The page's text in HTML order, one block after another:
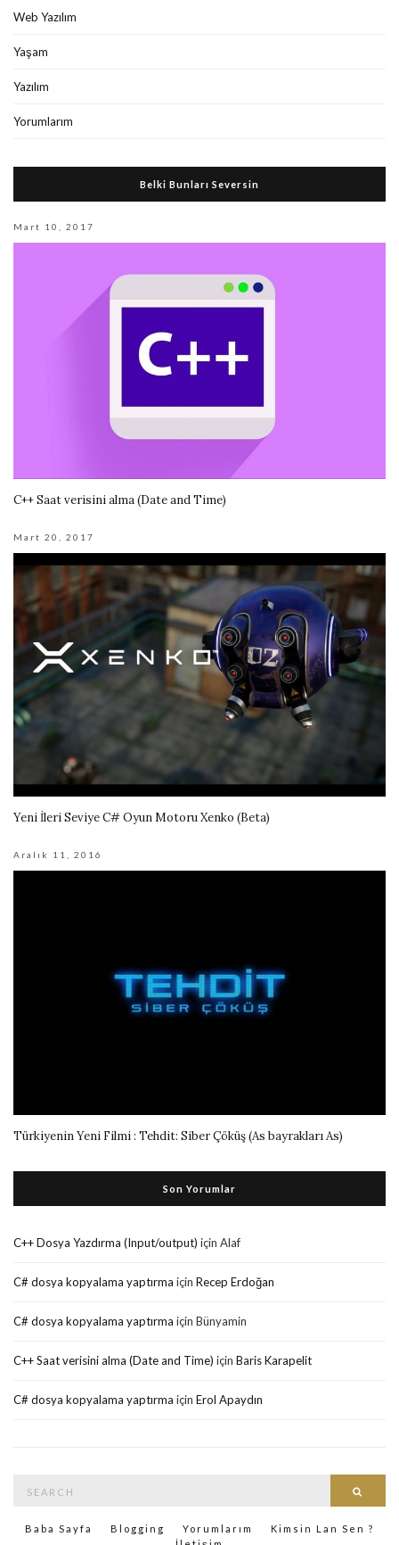
Web Yazılım
Yaşam
Yazılım
Yorumlarım
Belki Bunları Seversin
Mart 10, 2017
C++ Saat verisini alma (Date and Time)
Mart 20, 2017
Yeni İleri Seviye C# Oyun Motoru Xenko (Beta)
Aralık 11, 2016
Türkiyenin Yeni Filmi : Tehdit: Siber Çöküş (As bayrakları As)
Son Yorumlar
C++ Dosya Yazdırma (Input/output) için Alaf
C# dosya kopyalama yaptırma için Recep Erdoğan
C# dosya kopyalama yaptırma için Bünyamin
C++ Saat verisini alma (Date and Time) için Baris Karapelit
C# dosya kopyalama yaptırma için Erol Apaydın
Baba Sayfa Blogging Yorumlarım
Kimsin Lan Sen ?